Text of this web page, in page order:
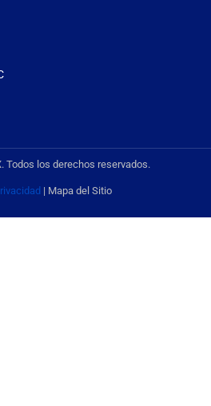
Todos los derechos reservados.
| Mapa del Sitio